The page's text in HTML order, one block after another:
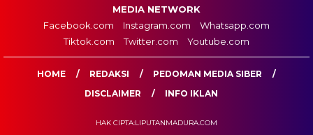
MEDIA NETWORK
Facebook.com
Instagram.com
Whatsapp.com
Tiktok.com
Twitter.com Youtube.com
HOME REDAKSI
PEDOMAN MEDIA SIBER
DISCLAIMER
INFO IKLAN
HAK CIPTA:LIPUTANMADURA.COM